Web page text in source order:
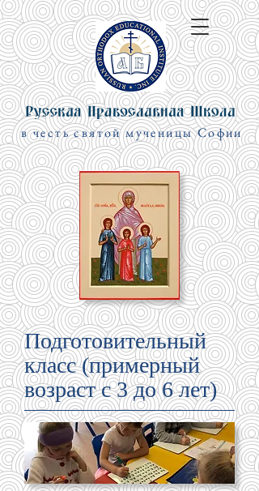
в честь cвятой мученицы Софии
Подготовительный
класс (примерный
возраст с 3 до 6 лет)